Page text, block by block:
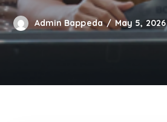
Admin Bappeda May 5, 2026